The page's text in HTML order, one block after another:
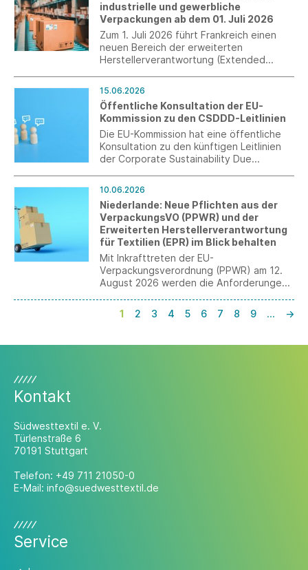
industrielle und gewerbliche
Verpackungen ab dem 01. Juli 2026
Zum 1. Juli 2026 führt Frankreich einen
neuen Bereich der erweiterten
Herstellerverantwortung (Extended
Verpackungen ein.
15.06.2026
Öffentliche Konsultation der EU-
Kommission zu den CSDDD-Leitlinien
Die EU-Kommission hat eine öffentliche
Konsultation zu den künftigen Leitlinien
der Corporate Sustainability Due
beeinflussen, wie Unternehmen ihre
Sorgfaltspflichten entlang globaler
Liefer- und Wertschöpfungsketten
künftig praktisch umsetzen.
10.06.2026
Niederlande: Neue Pflichten aus der
VerpackungsVO (PPWR) und der
Erweiterten Herstellerverantwortung
für Textilien (EPR) im Blick behalten
Mit Inkrafttreten der EU-
Verpackungsverordnung (PPWR) am 12.
August 2026 werden die Anforderungen
Niederlande verschicken wollen.
1 2 3 4 5 6 7 8 9 … →
Kontakt
Südwesttextil e. V.
Türlenstraße 6
70191 Stuttgart
Telefon: +49 711 21050-0
E-Mail: info@suedwesttextil.de
Service